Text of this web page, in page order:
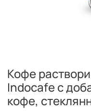
Кофе
Indocafe с
кофе,